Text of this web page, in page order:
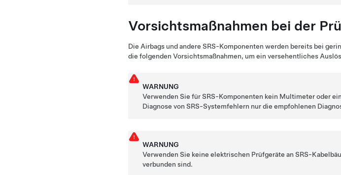
Vorsichtsmaßnahmen bei der
Die Airbags und andere SRS-Komponenten werden bereits bei
die folgenden Vorsichtsmaßnahmen, um ein versehentliches
WARNUNG
Verwenden Sie für SRS-Komponenten kein Multimeter oder
Diagnose von SRS-Systemfehlern nur die empfohlenen
WARNUNG
Verwenden Sie keine elektrischen Prüfgeräte an SRS-
verbunden sind.